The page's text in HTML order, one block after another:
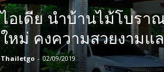
ไอเดีย นำบ้านไม้โบรา
ใหม่ คงความสวยงามแ
Thailetgo - 02/09/2019